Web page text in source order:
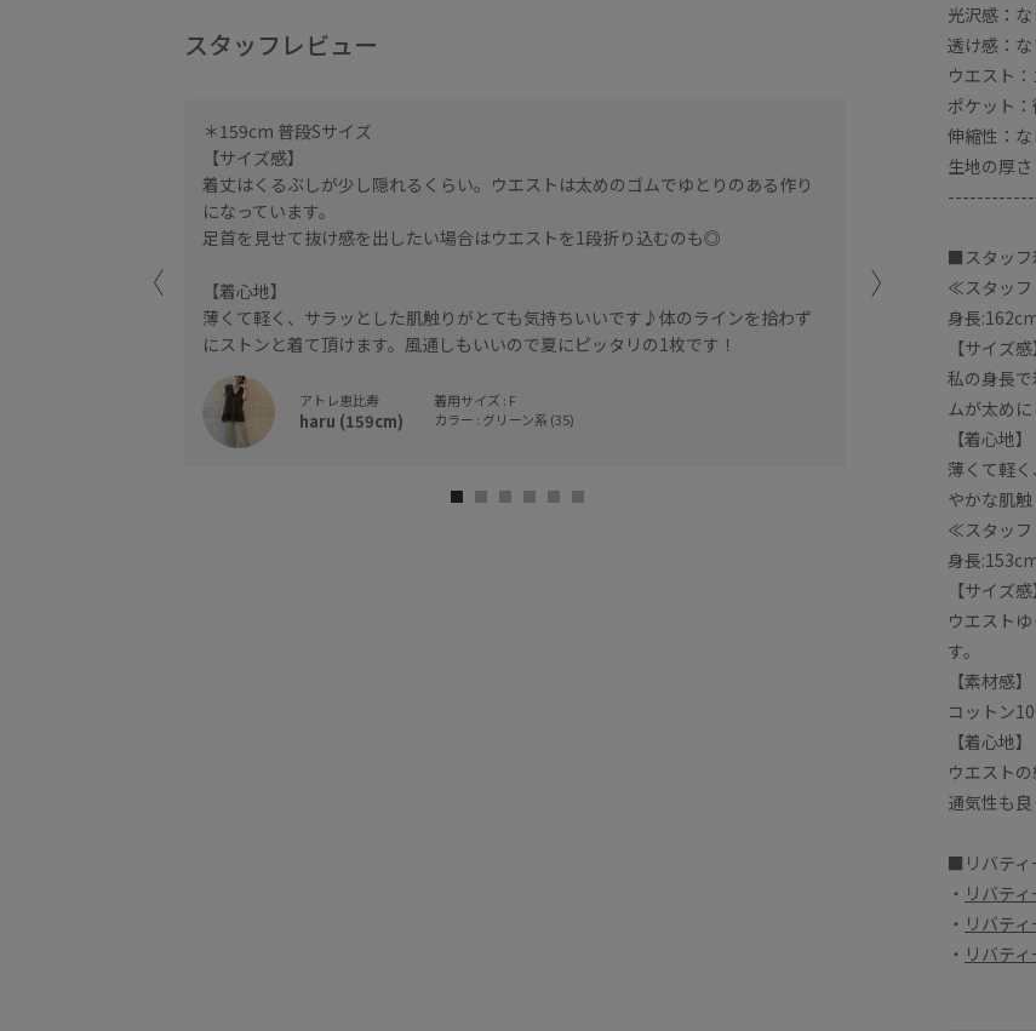
スタッフレビュー
＊159cm 普段Sサイズ
【サイズ感】
着丈はくるぶしが少し隠れるくらい。ウエストは太めのゴムでゆとりのある作り
になっています。
足首を見せて抜け感を出したい場合はウエストを1段折り込むのも◎
【着心地】
薄くて軽く、サラッとした肌触りがとても気持ちいいです♪体のラインを拾わず
にストンと着て頂けます。風通しもいいので夏にピッタリの1枚です！
アトレ恵比寿
haru (159cm)
着用サイズ : F
カラー : グリーン系 (35)
身長：154cm
普段のサイズ：S〜M
ウエストゴムでゆ
着丈は154cmでくる
トシューズでも安
【素材感】
タナローンという
リントを代表する
特徴です。
【着心地】
さらっとした肌離
リラックス感があ
hirom
光沢感：な
透け感：な
ウエスト
ポケット
伸縮性：な
生地の厚
■スタッフ
≪スタッ
身長
【サイズ感
私の身長
ムが太め
【着心地】
薄くて軽
やかな肌
≪スタッ
身長
【サイズ感
ウエスト
す。
【素材感】
コットン
【着心地】
ウエスト
通気性も
■リバティ
・ リバテ
・ リバテ
・ リバテ